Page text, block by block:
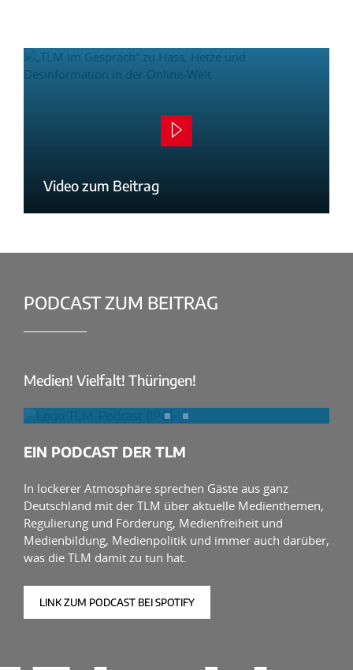
Video zum Beitrag
PODCAST ZUM BEITRAG
Medien! Vielfalt! Thüringen!
EIN PODCAST DER TLM
In lockerer Atmosphäre sprechen Gäste aus ganz
Deutschland mit der TLM über aktuelle Medienthemen,
Regulierung und Förderung, Medienfreiheit und
Medienbildung, Medienpolitik und immer auch darüber,
was die TLM damit zu tun hat.
LINK ZUM PODCAST BEI SPOTIFY